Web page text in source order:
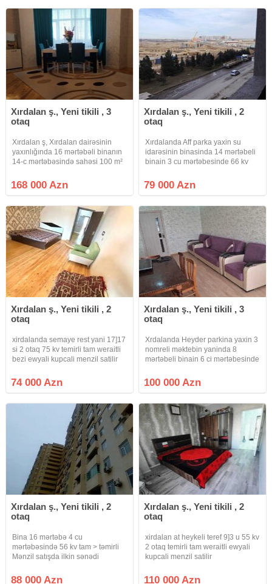
tikili 17
Xırdalan ş., Yeni tikili , 3
otaq
Xırdalan ş, Xırdalan dairəsinin
yaxınlığında 16 mərtəbəli binanın
14-c mərtəbəsində sahəsi 100 m²
satılır. Mənzil şəxsi yaşayış üçün
yüksək keyfiyyətli materiallarla
168 000 Azn
Xırdalan ş., Yeni tikili , 2
otaq
Xırdalanda Aff parka yaxin su
idarəsinin binasinda 14 mərtəbeli
binain 3 cu mərtəbesinde 66 kv
yasayli binada həmən təmir edib
yasamaq olar qaz su işiq lifdi
79 000 Azn
Xırdalan ş., Yeni tikili , 2
otaq
xirdalanda semaye rest yani 17]17
si 2 otaq 75 kv temirli tam weraitli
bezi ewyali kupcali menzil satilir
74 000 Azn
Xırdalan ş., Yeni tikili , 3
otaq
Xrdalanda Heyder parkina yaxin 3
nomreli məktebin yaninda 8
mərtəbeli binain 6 ci mərtəbesinde
qaz su işiq lifdi daimidir kuxna
mebeli konbi qalir qiymət 100 000
100 000 Azn
Xırdalan ş., Yeni tikili , 2
otaq
Bina 16 mərtəbə 4 cu
mərtəbəsində 56 kv tam > təmirli
Mənzil satışda ilkin sənədi
88 000 Azn
Xırdalan ş., Yeni tikili , 2
otaq
xirdalan at heykeli teref 9]3 u 55 kv
2 otaq temirli tam weraitli ewyali
kupcali menzil satilir
110 000 Azn